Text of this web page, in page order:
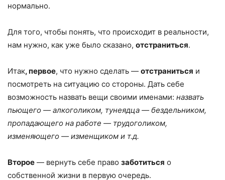
нормально.
Для того, чтобы понять, что происходит в реальности,
нам нужно, как уже было сказано, отстраниться.
Итак, первое, что нужно сделать — отстраниться и
посмотреть на ситуацию со стороны. Дать себе
возможность назвать вещи своими именами: назвать
пьющего — алкоголиком, тунеядца — бездельником,
пропадающего на работе — трудоголиком,
изменяющего — изменщиком и т.д.
Второе — вернуть себе право заботиться о
собственной жизни в первую очередь.